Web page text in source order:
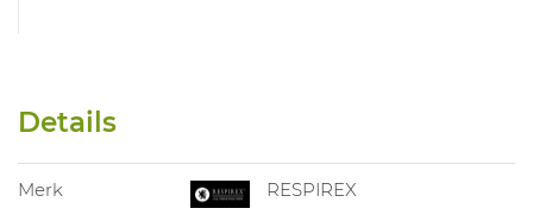
Details
Merk RESPIREX